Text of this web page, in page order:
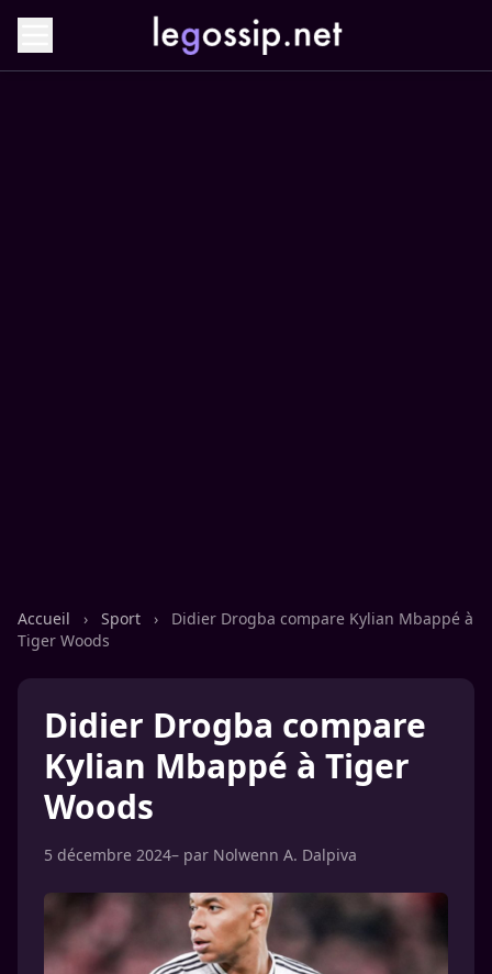
Accueil › Sport ›
Didier Drogba compare Kylian Mbappé à
Tiger Woods
Didier Drogba compare
Kylian Mbappé à Tiger
Woods
5 décembre 2024– par Nolwenn A. Dalpiva